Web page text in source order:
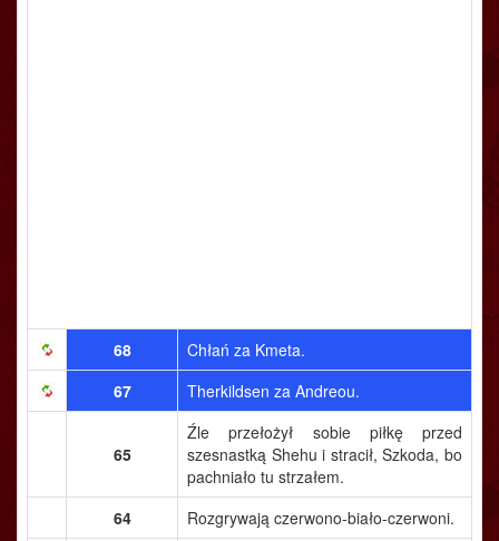
68
Chłań za Kmeta.
67
Therkildsen za Andreou.
65
Źle przełożył sobie piłkę przed
szesnastką Shehu i stracił, Szkoda, bo
pachniało tu strzałem.
64
Rozgrywają czerwono-biało-czerwoni.